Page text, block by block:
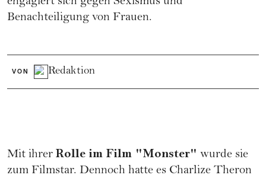
Benachteiligung von Frauen.
VON Redaktion
Mit ihrer Rolle im Film "Monster" wurde sie
zum Filmstar. Dennoch hatte es Charlize Theron